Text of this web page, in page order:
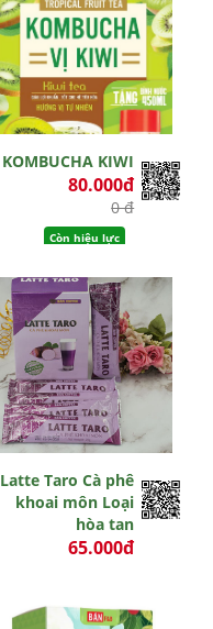
KOMBUCHA KIWI
80.000đ
0 đ
Còn hiệu lực
Latte Taro Cà phê
khoai môn Loại
hòa tan
65.000đ